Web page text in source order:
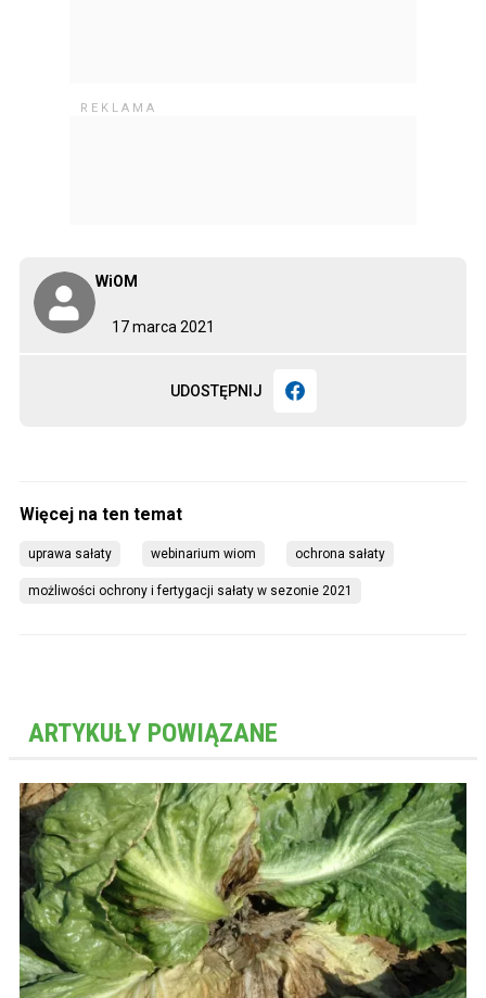
17 marca 2021
WiOM
UDOSTĘPNIJ
uprawa sałaty webinarium wiom ochrona sałaty
możliwości ochrony i fertygacji sałaty w sezonie 2021
ARTYKUŁY POWIĄZANE